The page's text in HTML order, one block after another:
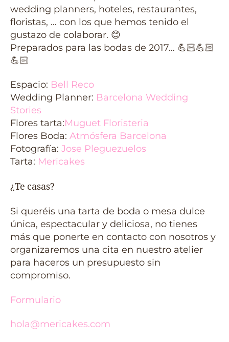
wedding planners, hoteles, restaurantes,
floristas, … con los que hemos tenido el
gustazo de colaborar. 😊
Preparados para las bodas de 2017… 💪🏻💪🏻
💪🏻
Espacio: Bell Reco
Wedding Planner: Barcelona Wedding
Stories
Flores tarta:Muguet Floristeria
Flores Boda: Atmósfera Barcelona
Fotografía: Jose Pleguezuelos
Tarta: Mericakes
¿Te casas?
Si queréis una tarta de boda o mesa dulce
única, espectacular y deliciosa, no tienes
más que ponerte en contacto con nosotros y
organizaremos una cita en nuestro atelier
para haceros un presupuesto sin
compromiso.
Formulario
hola@mericakes.com